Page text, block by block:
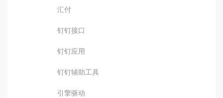
汇付
钉钉接口
钉钉应用
钉钉辅助工具
引擎驱动